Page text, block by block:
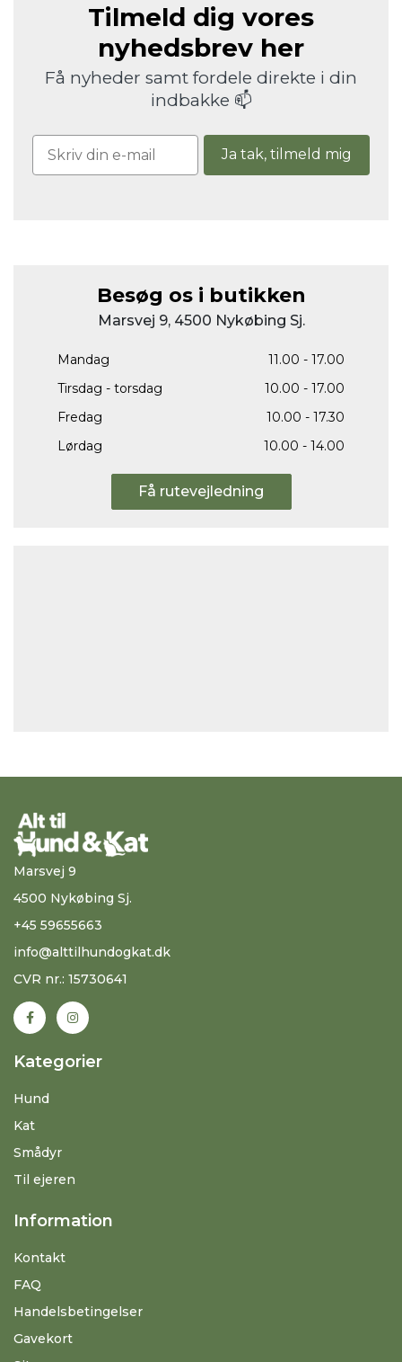
Tilmeld dig vores
nyhedsbrev her
Få nyheder samt fordele direkte i din
indbakke 📫
Ja tak, tilmeld mig
Besøg os i butikken
Marsvej 9, 4500 Nykøbing Sj.
Mandag
11.00 - 17.00
Tirsdag - torsdag
10.00 - 17.00
Fredag
10.00 - 17.30
Lørdag
10.00 - 14.00
Få rutevejledning
Marsvej 9
4500 Nykøbing Sj.
+45 59655663
info@alttilhundogkat.dk
CVR nr.: 15730641
Kategorier
Hund
Kat
Smådyr
Til ejeren
Information
Kontakt
FAQ
Handelsbetingelser
Gavekort